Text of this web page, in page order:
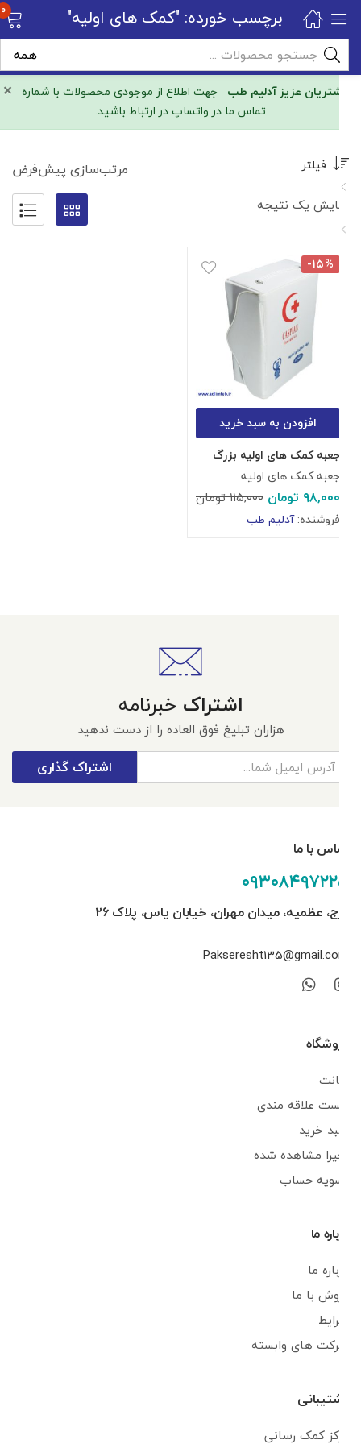
× مشتریان عزیز آدلیم طبجهت اطلاع از موجودی محصولات با شماره
تماس ما در واتساپ در ارتباط باشید.
برچسب خورده: "کمک های اولیه" 0
نمایش یک نتیجه
فیلتر مرتب‌سازی پیش‌فرض
افزودن به سبد خرید
-۱۵%
جعبه کمک های اولیه بزرگ
جعبه کمک های اولیه
۹۸,۰۰۰تومان۱۱۵,۰۰۰تومان
فروشنده:آدلیم طب
اشتراکخبرنامه
هزاران تبلیغ فوق العاده را از دست ندهید
اشتراک گذاری
تماس با ما
۰۹۳۰۸۴۹۷۲۲۵
کرج، عظمیه، میدان مهران، خیابان یاس، پلاک ۲۶
Pakseresht135@gmail.com
فروشگاه
اکانت
لیست علاقه مندی
سبد خرید
اخیرا مشاهده شده
تسویه حساب
درباره ما
درباره ما
فروش با ما
شرایط
شرکت های وابسته
پشتیبانی
مرکز کمک رسانی